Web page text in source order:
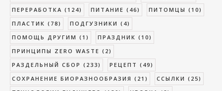
ПЕРЕРАБОТКА (124) ПИТАНИЕ (46) ПИТОМЦЫ (10)
ПЛАСТИК (78) ПОДГУЗНИКИ (4)
ПОМОЩЬ ДРУГИМ (1) ПРАЗДНИК (10)
ПРИНЦИПЫ ZERO WASTE (2)
РАЗДЕЛЬНЫЙ СБОР (233) РЕЦЕПТ (49)
СОХРАНЕНИЕ БИОРАЗНООБРАЗИЯ (21) ССЫЛКИ (25)